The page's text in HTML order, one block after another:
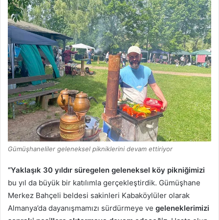
Gümüşhaneliler geleneksel pikniklerini devam ettiriyor
“Yaklaşık 30 yıldır süregelen geleneksel köy pikniğimizi
bu yıl da büyük bir katılımla gerçekleştirdik. Gümüşhane
Merkez Bahçeli beldesi sakinleri Kabaköylüler olarak
Almanya’da dayanışmamızı sürdürmeye ve geleneklerimizi